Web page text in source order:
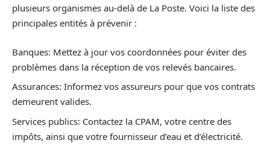
plusieurs organismes au-delà de La Poste. Voici la liste des
principales entités à prévenir :
Banques: Mettez à jour vos coordonnées pour éviter des
problèmes dans la réception de vos relevés bancaires.
Assurances: Informez vos assureurs pour que vos contrats
demeurent valides.
Services publics: Contactez la CPAM, votre centre des
impôts, ainsi que votre fournisseur d’eau et d’électricité.